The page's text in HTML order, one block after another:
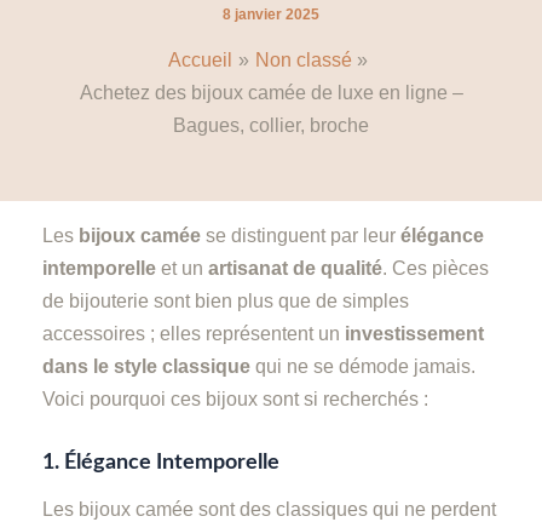
8 janvier 2025
Accueil
Non classé
Achetez des bijoux camée de luxe en ligne –
Bagues, collier, broche
Les bijoux camée se distinguent par leur élégance
intemporelle et un artisanat de qualité. Ces pièces
de bijouterie sont bien plus que de simples
accessoires ; elles représentent un investissement
dans le style classique qui ne se démode jamais.
Voici pourquoi ces bijoux sont si recherchés :
1. Élégance Intemporelle
Les bijoux camée sont des classiques qui ne perdent